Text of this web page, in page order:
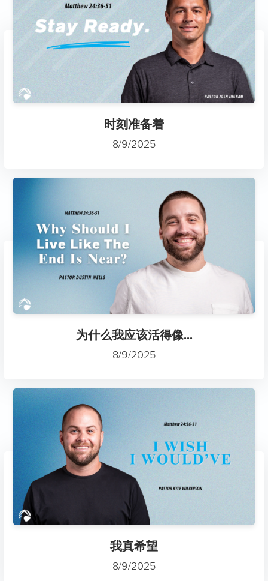
时刻准备着
8/9/2025
为什么我应该活得像...
8/9/2025
我真希望
8/9/2025